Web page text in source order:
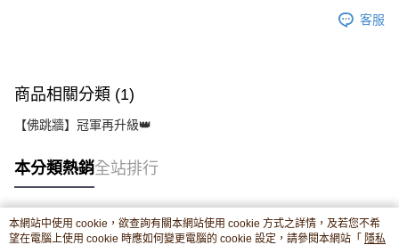
客服
商品相關分類 (1)
【佛跳牆】冠軍再升級👑
本分類熱銷全站排行
熱門標籤
本網站中使用 cookie，欲查詢有關本網站使用 cookie 方式之詳情，及若您不希
望在電腦上使用 cookie 時應如何變更電腦的 cookie 設定，請參閱本網站「 隱私